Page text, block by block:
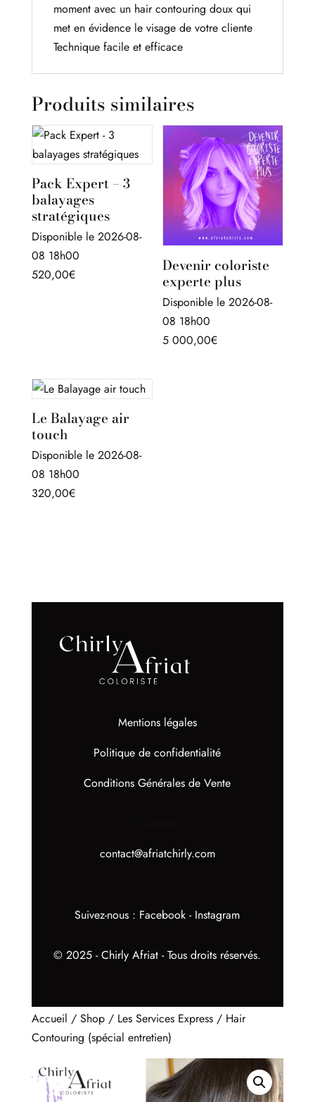
moment avec un hair contouring doux qui
met en évidence le visage de votre cliente
Technique facile et efficace
Produits similaires
Pack Expert – 3
balayages
stratégiques
Disponible le 2026-08-
08 18h00
520,00€ Devenir coloriste
experte plus
Disponible le 2026-08-
08 18h00
5 000,00€
Le Balayage air
touch
Disponible le 2026-08-
08 18h00
320,00€
Mentions légales
Politique de confidentialité
Conditions Générales de Vente
contact@afriatchirly.com
Suivez-nous : Facebook - Instagram
© 2025 - Chirly Afriat - Tous droits réservés.
Accueil / Shop/ Les Services Express/ Hair
Contouring (spécial entretien)